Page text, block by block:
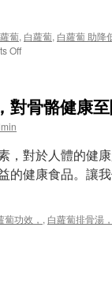
蔔, 白蘿蔔, 白蘿蔔 助降
Offon
助
膽
固
醇
骨骼健康至
，對於人體的健
的健康食品。讓
蔔功效， , 白蘿蔔排骨湯，